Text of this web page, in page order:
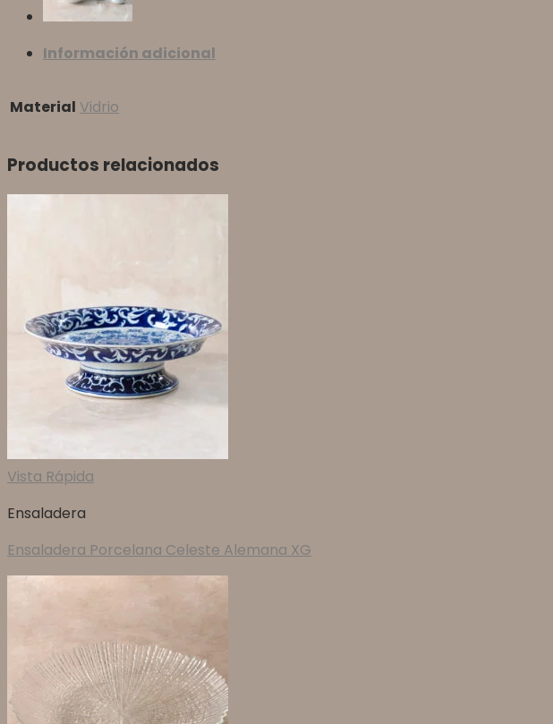
Información adicional
Material Vidrio
Productos relacionados
Vista Rápida
Ensaladera
Ensaladera Porcelana Celeste Alemana XG